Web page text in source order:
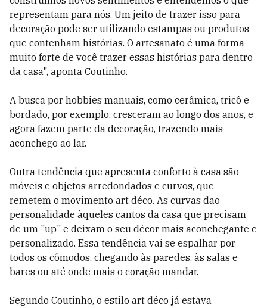
representam para nós. Um jeito de trazer isso para
decoração pode ser utilizando estampas ou produtos
que contenham histórias. O artesanato é uma forma
muito forte de você trazer essas histórias para dentro
da casa", aponta Coutinho.
A busca por hobbies manuais, como cerâmica, tricô e
bordado, por exemplo, cresceram ao longo dos anos, e
agora fazem parte da decoração, trazendo mais
aconchego ao lar.
Outra tendência que apresenta conforto à casa são
móveis e objetos arredondados e curvos, que
remetem o movimento art déco. As curvas dão
personalidade àqueles cantos da casa que precisam
de um "up" e deixam o seu décor mais aconchegante e
personalizado. Essa tendência vai se espalhar por
todos os cômodos, chegando às paredes, às salas e
bares ou até onde mais o coração mandar.
Segundo Coutinho, o estilo art déco já estava